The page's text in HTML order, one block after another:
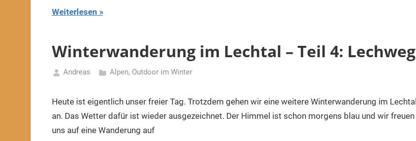
Weiterlesen
Winterwanderung im Lechtal – Teil 4: Lechweg
Januar
Andreas Alpen, Outdoor im Winter
Heute ist eigentlich unser freier Tag. Trotzdem gehen wir eine weitere Winterwanderung im Lechtal
an. Das Wetter dafür ist wieder ausgezeichnet. Der Himmel ist schon morgens blau und wir freuen
uns auf eine Wanderung auf